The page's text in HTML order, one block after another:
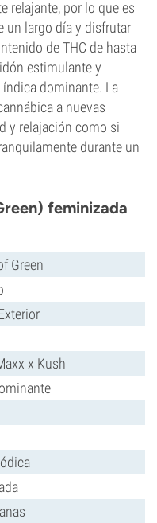
relajante, por lo que es
un largo día y disfrutar
de THC de hasta
estimulante y
índica dominante. La
a nuevas
y relajación como si
durante un
feminizada
Green
x Kush